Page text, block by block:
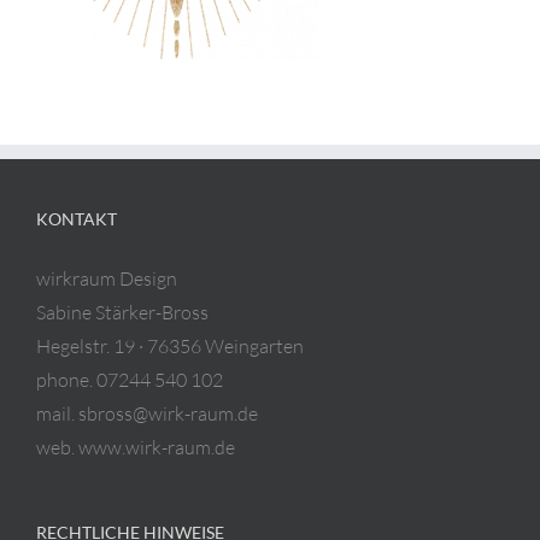
KONTAKT
wirkraum Design
Sabine Stärker-Bross
Hegelstr. 19 · 76356 Weingarten
phone. 07244 540 102
mail. sbross@wirk-raum.de
web. www.wirk-raum.de
RECHTLICHE HINWEISE